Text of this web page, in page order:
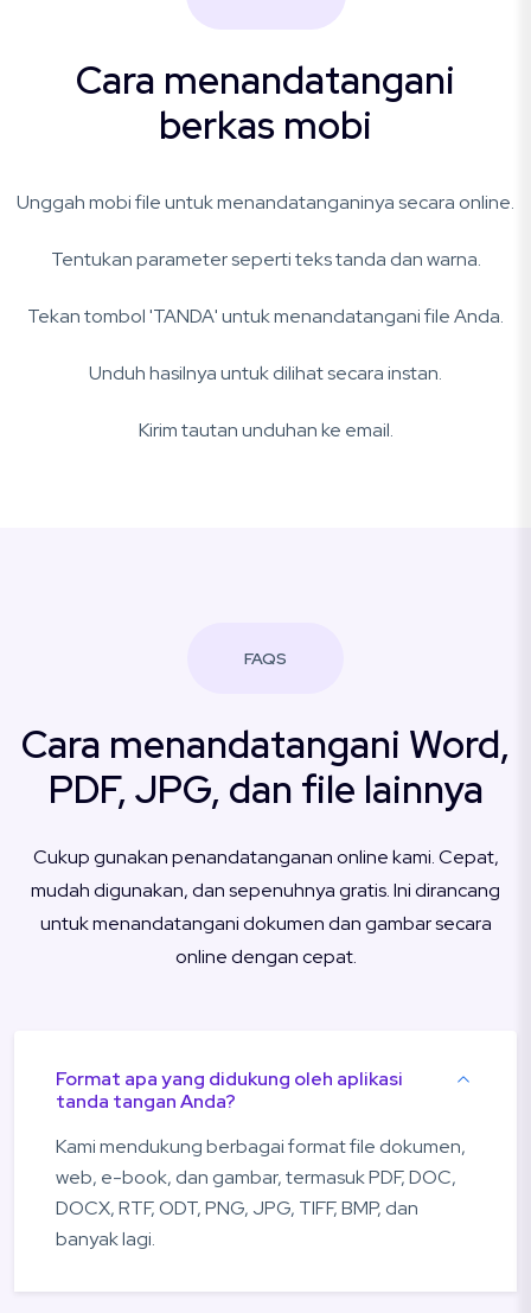
Cara menandatangani
berkas mobi
Unggah mobi file untuk menandatanganinya secara online.
Tentukan parameter seperti teks tanda dan warna.
Tekan tombol 'TANDA' untuk menandatangani file Anda.
Unduh hasilnya untuk dilihat secara instan.
Kirim tautan unduhan ke email.
FAQS
Cara menandatangani Word,
PDF, JPG, dan file lainnya
Cukup gunakan penandatanganan online kami. Cepat,
mudah digunakan, dan sepenuhnya gratis. Ini dirancang
untuk menandatangani dokumen dan gambar secara
online dengan cepat.
Format apa yang didukung oleh aplikasi
tanda tangan Anda?
Kami mendukung berbagai format file dokumen,
web, e-book, dan gambar, termasuk PDF, DOC,
DOCX, RTF, ODT, PNG, JPG, TIFF, BMP, dan
banyak lagi.